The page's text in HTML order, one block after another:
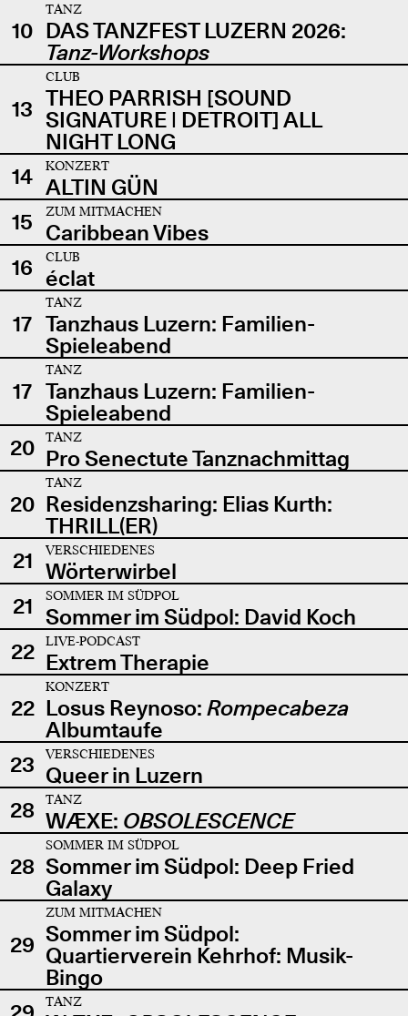
10
TANZ
DAS TANZFEST LUZERN 2026:
Tanz-Workshops
13
CLUB
THEO PARRISH [SOUND
SIGNATURE | DETROIT] ALL
NIGHT LONG
14
KONZERT
ALTIN GÜN
15
ZUM MITMACHEN
Caribbean Vibes
16
CLUB
éclat
17
TANZ
Tanzhaus Luzern: Familien-
Spieleabend
17
TANZ
Tanzhaus Luzern: Familien-
Spieleabend
20
TANZ
Pro Senectute Tanznachmittag
20
TANZ
Residenzsharing: Elias Kurth:
THRILL(ER)
21
VERSCHIEDENES
Wörterwirbel
21
SOMMER IM SÜDPOL
Sommer im Südpol: David Koch
22
LIVE-PODCAST
Extrem Therapie
22
KONZERT
Losus Reynoso: Rompecabeza
Albumtaufe
23
VERSCHIEDENES
Queer in Luzern
28
TANZ
WÆXE: OBSOLESCENCE
28
SOMMER IM SÜDPOL
Sommer im Südpol: Deep Fried
Galaxy
29
ZUM MITMACHEN
Sommer im Südpol:
Quartierverein Kehrhof: Musik-
Bingo
TANZ